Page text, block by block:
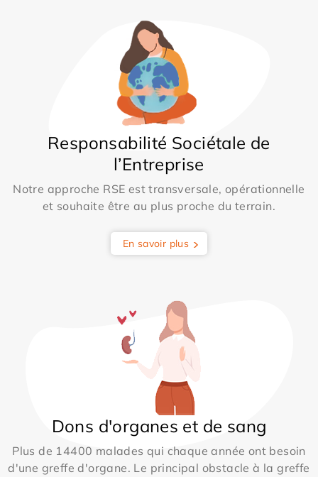
Responsabilité Sociétale de
l’Entreprise
Notre approche RSE est transversale, opérationnelle
et souhaite être au plus proche du terrain.
En savoir plus
Dons d'organes et de sang
Plus de 14400 malades qui chaque année ont besoin
d'une greffe d'organe. Le principal obstacle à la greffe